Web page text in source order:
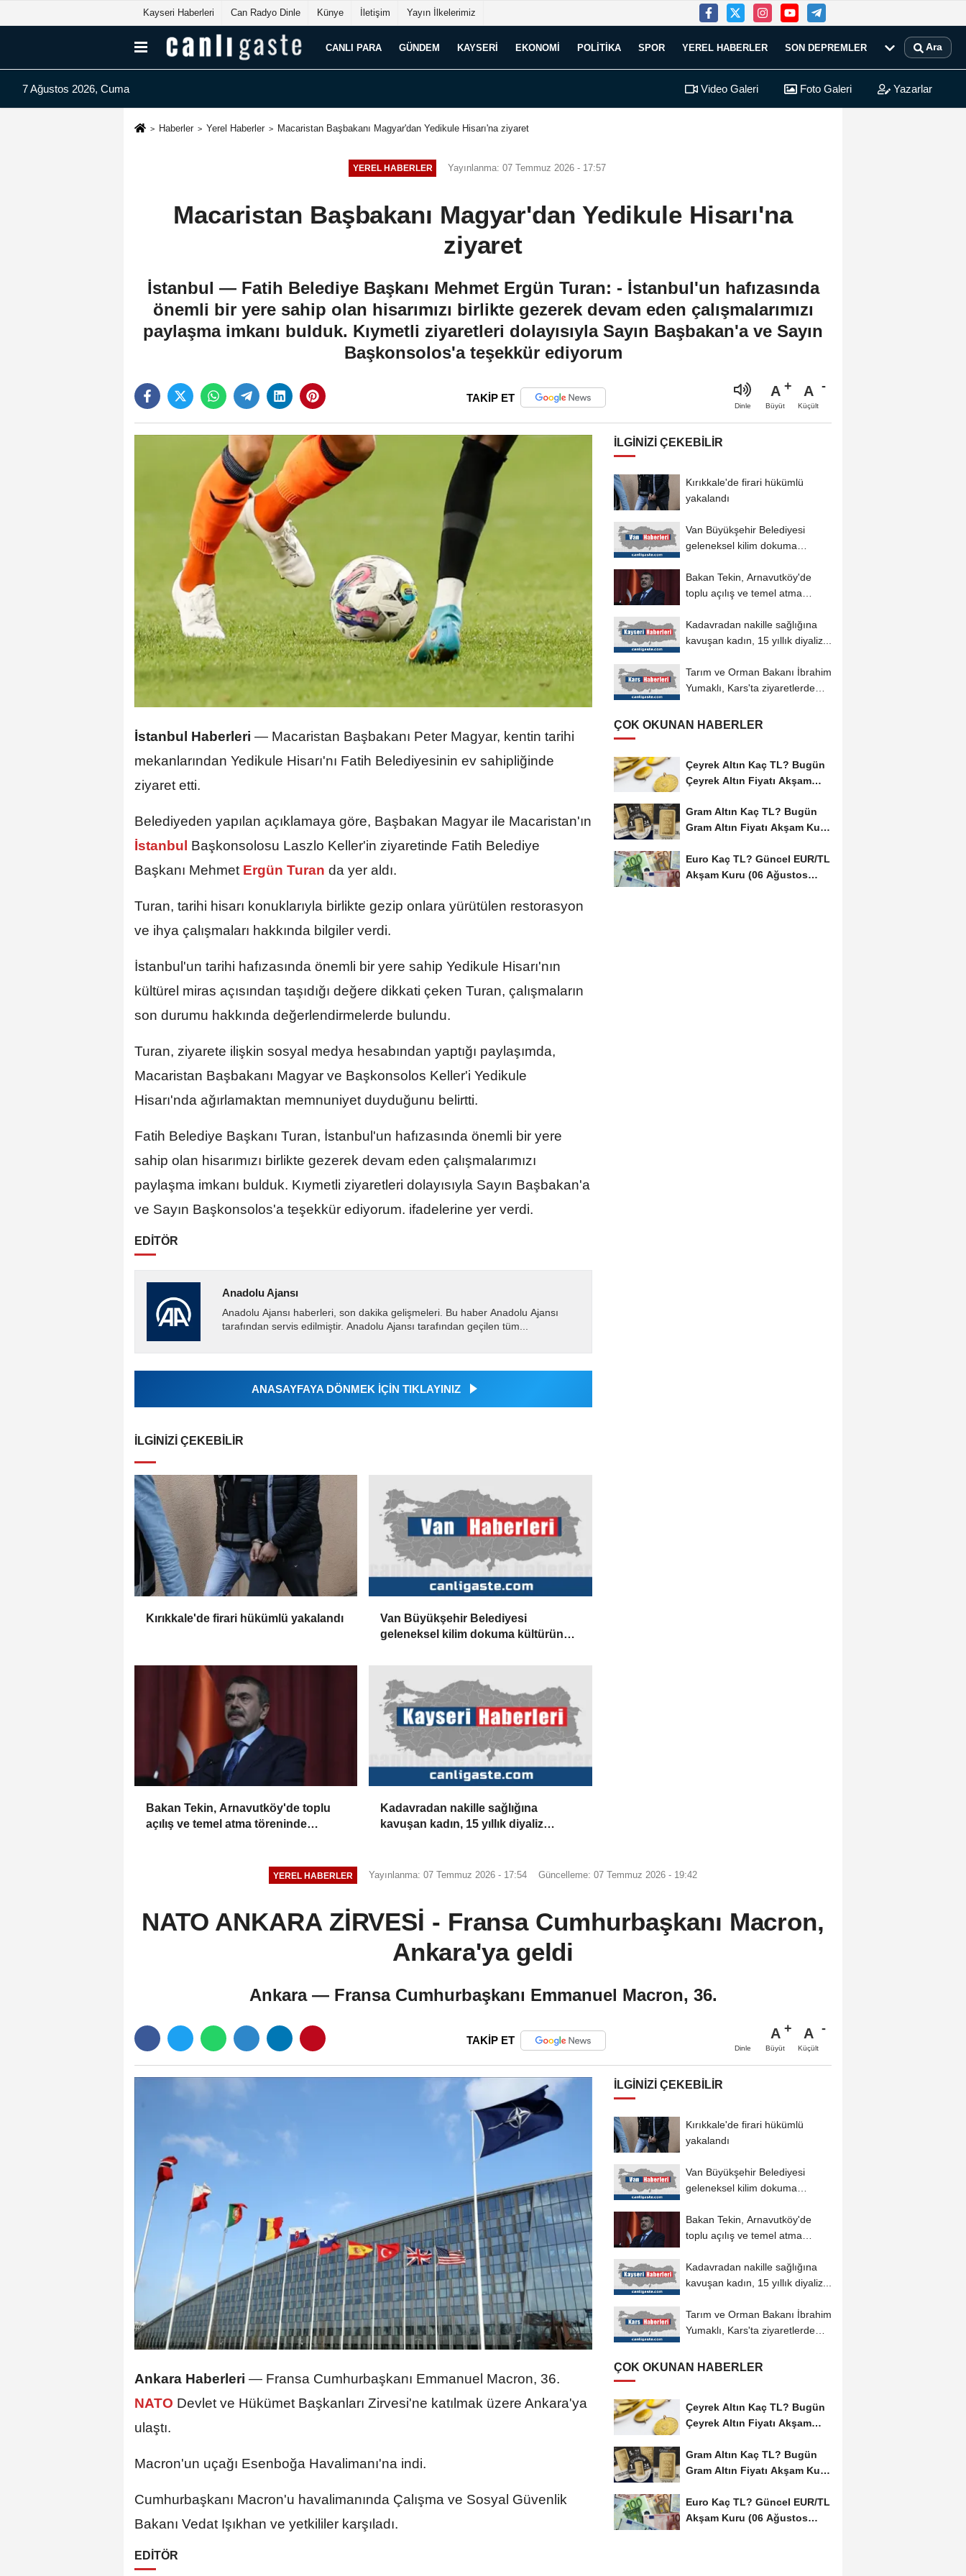
Kayseri Haberleri Can Radyo Dinle Künye İletişim Yayın İlkelerimiz
CANLI PARA GÜNDEM KAYSERI EKONOMI POLITIKA SPOR YEREL HABERLER SON DEPREMLER Ara
7 Ağustos 2026, Cuma Video Galeri Foto Galeri Yazarlar
Haberler Yerel Haberler Macaristan Başbakanı Magyar'dan Yedikule Hisarı'na ziyaret
YEREL HABERLER Yayınlanma: 07 Temmuz 2026 - 17:57
Macaristan Başbakanı Magyar'dan Yedikule Hisarı'na
ziyaret
İstanbul — Fatih Belediye Başkanı Mehmet Ergün Turan: - İstanbul'un hafızasında
önemli bir yere sahip olan hisarımızı birlikte gezerek devam eden çalışmalarımızı
paylaşma imkanı bulduk. Kıymetli ziyaretleri dolayısıyla Sayın Başbakan'a ve Sayın
Başkonsolos'a teşekkür ediyorum
TAKİP ET
Dinle
A
Büyüt
A
Küçült
İstanbul Haberleri — Macaristan Başbakanı Peter Magyar, kentin tarihi
mekanlarından Yedikule Hisarı'nı Fatih Belediyesinin ev sahipliğinde
ziyaret etti.
Belediyeden yapılan açıklamaya göre, Başbakan Magyar ile Macaristan'ın
İstanbul Başkonsolosu Laszlo Keller'in ziyaretinde Fatih Belediye
Başkanı Mehmet Ergün Turan da yer aldı.
Turan, tarihi hisarı konuklarıyla birlikte gezip onlara yürütülen restorasyon
ve ihya çalışmaları hakkında bilgiler verdi.
İstanbul'un tarihi hafızasında önemli bir yere sahip Yedikule Hisarı'nın
kültürel miras açısından taşıdığı değere dikkati çeken Turan, çalışmaların
son durumu hakkında değerlendirmelerde bulundu.
Turan, ziyarete ilişkin sosyal medya hesabından yaptığı paylaşımda,
Macaristan Başbakanı Magyar ve Başkonsolos Keller'i Yedikule
Hisarı'nda ağırlamaktan memnuniyet duyduğunu belirtti.
Fatih Belediye Başkanı Turan, İstanbul'un hafızasında önemli bir yere
sahip olan hisarımızı birlikte gezerek devam eden çalışmalarımızı
paylaşma imkanı bulduk. Kıymetli ziyaretleri dolayısıyla Sayın Başbakan'a
ve Sayın Başkonsolos'a teşekkür ediyorum. ifadelerine yer verdi.
EDİTÖR
Anadolu Ajansı
Anadolu Ajansı haberleri, son dakika gelişmeleri. Bu haber Anadolu Ajansı
tarafından servis edilmiştir. Anadolu Ajansı tarafından geçilen tüm...
ANASAYFAYA DÖNMEK İÇİN TIKLAYINIZ
İLGINIZI ÇEKEBILIR
Kırıkkale'de firari hükümlü yakalandı
Van Büyükşehir Belediyesi
geleneksel kilim dokuma kültürünü
Bakan Tekin, Arnavutköy'de toplu
açılış ve temel atma töreninde
Kadavradan nakille sağlığına
kavuşan kadın, 15 yıllık diyaliz
İLGINIZI ÇEKEBILIR
Kırıkkale'de firari hükümlü
yakalandı
Van Büyükşehir Belediyesi
geleneksel kilim dokuma
Bakan Tekin, Arnavutköy'de
toplu açılış ve temel atma
Kadavradan nakille sağlığına
kavuşan kadın, 15 yıllık diyaliz...
Tarım ve Orman Bakanı İbrahim
Yumaklı, Kars'ta ziyaretlerde
ÇOK OKUNAN HABERLER
Çeyrek Altın Kaç TL? Bugün
Çeyrek Altın Fiyatı Akşam
Gram Altın Kaç TL? Bugün
Gram Altın Fiyatı Akşam Kuru
Euro Kaç TL? Güncel EUR/TL
Akşam Kuru (06 Ağustos
YEREL HABERLER Yayınlanma: 07 Temmuz 2026 - 17:54 Güncelleme: 07 Temmuz 2026 - 19:42
NATO ANKARA ZİRVESİ - Fransa Cumhurbaşkanı Macron,
Ankara'ya geldi
Ankara — Fransa Cumhurbaşkanı Emmanuel Macron, 36.
TAKİP ET
Dinle
A
Büyüt
A
Küçült
Ankara Haberleri — Fransa Cumhurbaşkanı Emmanuel Macron, 36.⁠
NATO Devlet ve Hükümet Başkanları Zirvesi'ne katılmak üzere Ankara'ya
ulaştı.
Macron'un uçağı Esenboğa Havalimanı'na indi.
Cumhurbaşkanı Macron'u havalimanında Çalışma ve Sosyal Güvenlik
Bakanı Vedat Işıkhan ve yetkililer karşıladı.
EDİTÖR
İLGINIZI ÇEKEBILIR
Kırıkkale'de firari hükümlü
yakalandı
Van Büyükşehir Belediyesi
geleneksel kilim dokuma
Bakan Tekin, Arnavutköy'de
toplu açılış ve temel atma
Kadavradan nakille sağlığına
kavuşan kadın, 15 yıllık diyaliz...
Tarım ve Orman Bakanı İbrahim
Yumaklı, Kars'ta ziyaretlerde
ÇOK OKUNAN HABERLER
Çeyrek Altın Kaç TL? Bugün
Çeyrek Altın Fiyatı Akşam
Gram Altın Kaç TL? Bugün
Gram Altın Fiyatı Akşam Kuru
Euro Kaç TL? Güncel EUR/TL
Akşam Kuru (06 Ağustos